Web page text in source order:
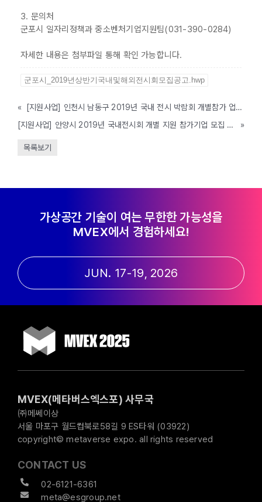
3. 문의처
군포시 일자리정책과 중소벤처기업지원팀(031-390-0284)
자세한 내용은 첨부파일 통해 확인 가능합니다.
군포시_2019년상반기국내및해외전시회모집공고.hwp
«
[지원사업] 인천시 남동구 2019년 국내 전시 박람회 개별참가 업체 모집
[지원사업] 안양시 2019년 국내전시회 개별 지원 참가기업 모집 공고
»
목록보기
가상공간 기술이 여는 무한한 가능성을
MVEX에서 경험하세요!
JUN. 17-19, 2026
MVEX(메타버스엑스포) 사무국
㈜메쎄이상
서울 마포구 월드컵북로58길 9 ES타워 (03922)
copyright© metaverse expo. all rights reserved
CONTACT US
02-6121-6361
meta@esgroup.net